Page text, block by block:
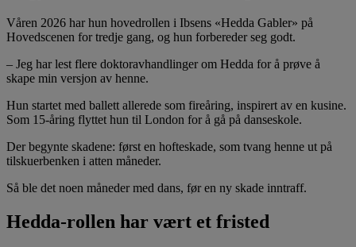
Våren 2026 har hun hovedrollen i Ibsens «Hedda Gabler» på
Hovedscenen for tredje gang, og hun forbereder seg godt.
– Jeg har lest flere doktoravhandlinger om Hedda for å prøve å
skape min versjon av henne.
Hun startet med ballett allerede som fireåring, inspirert av en kusine.
Som 15-åring flyttet hun til London for å gå på danseskole.
Der begynte skadene: først en hofteskade, som tvang henne ut på
tilskuerbenken i atten måneder.
Så ble det noen måneder med dans, før en ny skade inntraff.
Hedda-rollen har vært et fristed